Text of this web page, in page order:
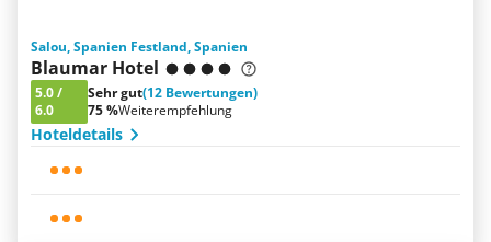
Salou, Spanien Festland, Spanien
Blaumar Hotel
5.0/
6.0
Sehr gut(12 Bewertungen)
75 %Weiterempfehlung
Hoteldetails